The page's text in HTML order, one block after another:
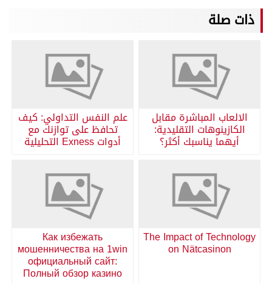
ذات صلة
الالعاب المباشرة مقابل
الكازينوهات التقليدية:
أيهما يناسبك أكثر؟
علم النفس التداولي: كيف
تحافظ على توازنك مع
أدوات Exness التحليلية
The Impact of Technology
on Nätcasinon
Как избежать
мошенничества на 1win
официальный сайт:
Полный обзор казино